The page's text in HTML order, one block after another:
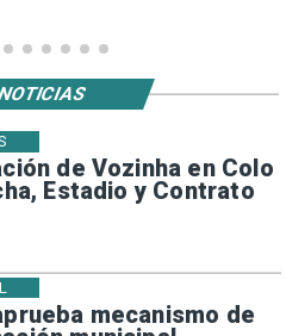
de Vozinha en Colo
Estadio y Contrato
mecanismo de